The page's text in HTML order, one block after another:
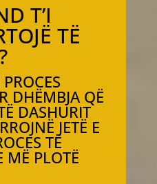
T’I
TË
DHËMBJA QË
DASHURIT
JETË E
TË
MË PLOTË